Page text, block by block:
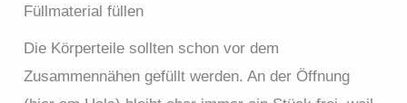
Füllmaterial füllen
Die Körperteile sollten schon vor dem
Zusammennähen gefüllt werden. An der Öffnung